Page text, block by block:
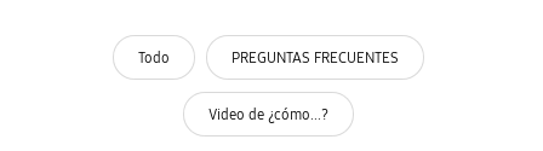
Todo PREGUNTAS FRECUENTES
Video de ¿cómo...?